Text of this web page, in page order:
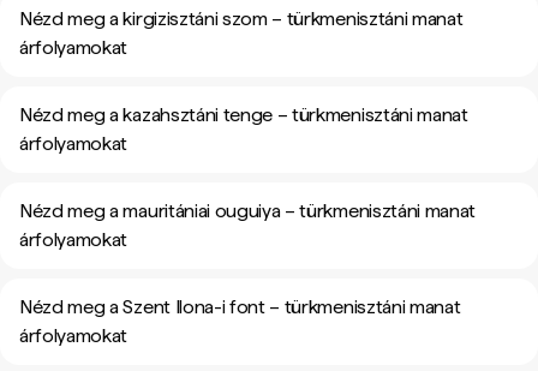
Nézd meg a kirgizisztáni szom – türkmenisztáni manat
árfolyamokat
Nézd meg a kazahsztáni tenge – türkmenisztáni manat
árfolyamokat
Nézd meg a mauritániai ouguiya – türkmenisztáni manat
árfolyamokat
Nézd meg a Szent Ilona-i font – türkmenisztáni manat
árfolyamokat